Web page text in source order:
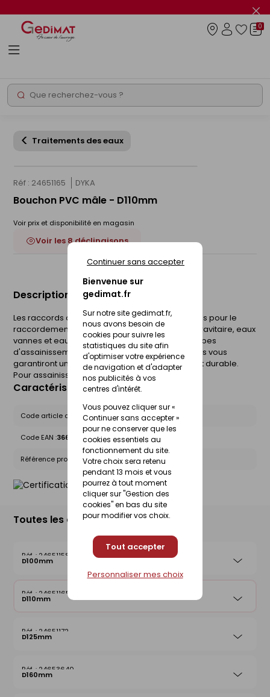
Bienvenue sur
gedimat.fr
Sur notre site gedimat.fr,
nous avons besoin de
cookies pour suivre les
statistiques du site afin
d'optimiser votre expérience
de navigation et d'adapter
nos publicités à vos
centres d'intérêt.
Vous pouvez cliquer sur «
Continuer sans accepter »
pour ne conserver que les
cookies essentiels au
fonctionnement du site.
Votre choix sera retenu
pendant 13 mois et vous
pourrez à tout moment
cliquer sur "Gestion des
cookies" en bas du site
pour modifier vos choix.
Tout accepter
Continuer sans accepter
Personnaliser mes choix
le
info
Rechercher
0
Traitements des eaux
Réf : 24651165 DYKA
Bouchon PVC mâle - D110mm
Voir prix et disponibilité en magasin
Voir les 8 déclinaisons
Description du produit
Les raccords assainissement en PVC sont conçus pour le
raccordement des réseaux d'assainissement gravitaire, eaux
vannes et eaux pluviales. Combinés avec nos tubes
d'assainissement Sotralys et Ultra16 nos raccords vous
garantiront un réseau d'assainissement fiable et durable.
Pour assainissement.
Caractéristiques du produit
Code article chez le fournisseur :20052354
Code EAN :3660864052477
Référence produit nationale Gedimat :24651165
Toutes les déclinaisons
24651158
D100mm
24651165
D110mm
24651172
D125mm
24653640
D160mm